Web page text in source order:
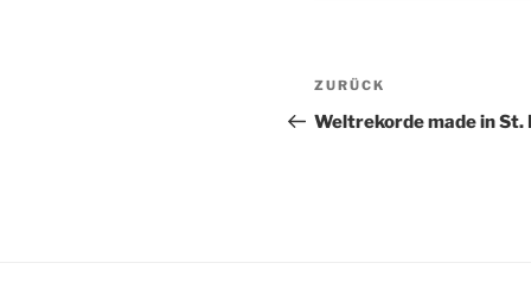
Vorheriger
Beitrag
ZURÜCK
Weltrekorde made in St.